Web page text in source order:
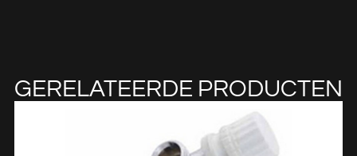
GERELATEERDE PRODUCTEN